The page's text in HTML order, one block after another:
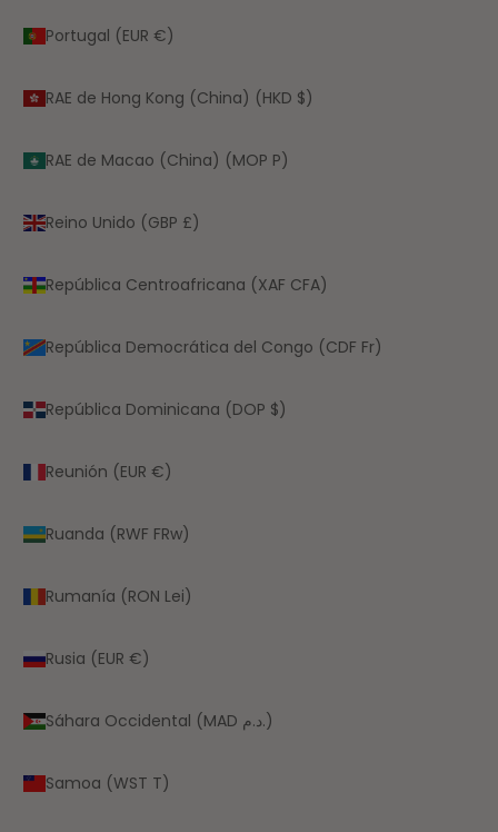
Portugal (EUR €)
RAE de Hong Kong (China) (HKD $)
RAE de Macao (China) (MOP P)
Reino Unido (GBP £)
República Centroafricana (XAF CFA)
República Democrática del Congo (CDF Fr)
República Dominicana (DOP $)
Reunión (EUR €)
Ruanda (RWF FRw)
Rumanía (RON Lei)
Rusia (EUR €)
Sáhara Occidental (MAD د.م.)
Samoa (WST T)